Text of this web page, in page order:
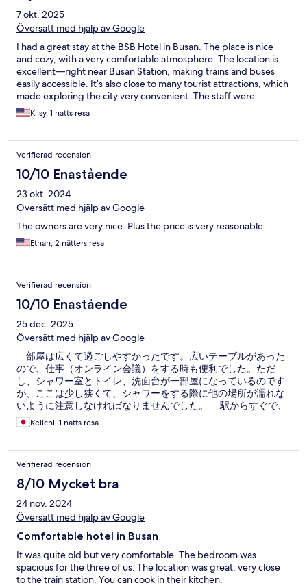
7 okt. 2025
Översätt med hjälp av Google
I had a great stay at the BSB Hotel in Busan. The place is nice
and cozy, with a very comfortable atmosphere. The location is
excellent—right near Busan Station, making trains and buses
easily accessible. It’s also close to many tourist attractions, which
made exploring the city very convenient. The staff were
wonderful—friendly, welcoming, and spoke English, which
made communication smooth. Overall, a great choice for
Kilsy, 1 natts resa
Verifierad recension
10/10 Enastående
23 okt. 2024
Översätt med hjälp av Google
The owners are very nice. Plus the price is very reasonable.
Ethan, 2 nätters resa
Verifierad recension
10/10 Enastående
25 dec. 2025
Översätt med hjälp av Google
部屋は広くて過ごしやすかったです。広いテーブルがあった
ので、仕事（オンライン会議）をする時も便利でした。ただ
し、シャワー室とトイレ、洗面台が一部屋になっているのです
が、ここは少し狭くて、シャワーをする際に他の場所が濡れな
いように注意しなければなりませんでした。 駅からすぐで、
近くには色々な食堂があるので、全く困りません。夜中までコ
ンビニが開いているし、駅前には夜も空いている食堂もあるの
ヒーがあります。 安いし気楽なので、また利用します。
Keiichi, 1 natts resa
Verifierad recension
8/10 Mycket bra
24 nov. 2024
Översätt med hjälp av Google
Comfortable hotel in Busan
It was quite old but very comfortable. The bedroom was
spacious for the three of us. The location was great, very close
to the train station. You can cook in their kitchen.